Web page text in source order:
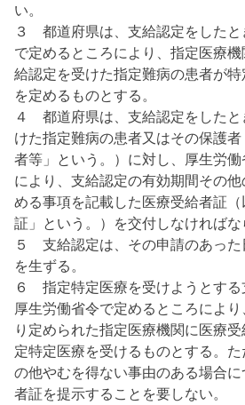
い。
３ 都道府県は、支給認定をしたと
で定めるところにより、指定医療
給認定を受けた指定難病の患者が
を定めるものとする。
４ 都道府県は、支給認定をしたと
けた指定難病の患者又はその保護
者等」という。）に対し、厚生労
により、支給認定の有効期間その
める事項を記載した医療受給者証
証」という。）を交付しなければな
５ 支給認定は、その申請のあった
を生ずる。
６ 指定特定医療を受けようとする
厚生労働省令で定めるところによ
り定められた指定医療機関に医療
定特定医療を受けるものとする。
の他やむを得ない事由のある場合
者証を提示することを要しない。